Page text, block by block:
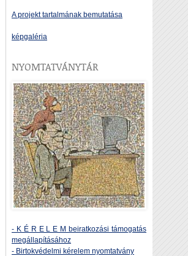
A projekt tartalmának bemutatása
képgaléria
NYOMTATVÁNYTÁR
- K É R E L E M beiratkozási támogatás
megállapításához
- Birtokvédelmi kérelem nyomtatvány